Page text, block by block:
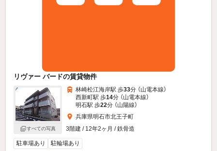
リヴァー バードの賃貸物件
すべての写真
林崎松江海岸駅 歩33分 （山電本線）
西新町駅 歩14分 （山電本線）
明石駅 歩22分 （山陽線）
兵庫県明石市北王子町
3階建 / 12年2ヶ月 / 鉄骨造
駐車場あり 駐輪場あり